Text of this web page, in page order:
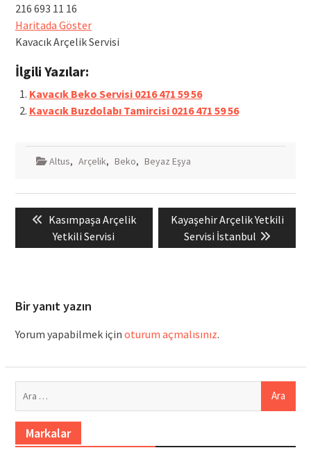
216 693 11 16
Haritada Göster
Kavacık Arçelik Servisi
İlgili Yazılar:
Kavacık Beko Servisi 0216 471 59 56
Kavacık Buzdolabı Tamircisi 0216 471 59 56
Altus, Arçelik, Beko, Beyaz Eşya
gezinmesi
Previous
post:
Kasımpaşa Arçelik
Yetkili Servisi
Next
post:
Kayaşehir Arçelik Yetkili
Servisi İstanbul
Bir yanıt yazın
Yorum yapabilmek için oturum açmalısınız.
Markalar